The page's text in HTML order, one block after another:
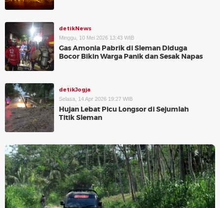
detikNews
Minggu, 10 Mei 2026 13:43 WIB
Gas Amonia Pabrik di Sleman Diduga
Bocor Bikin Warga Panik dan Sesak Napas
detikJogja
Selasa, 14 Apr 2026 19:27 WIB
Hujan Lebat Picu Longsor di Sejumlah
Titik Sleman